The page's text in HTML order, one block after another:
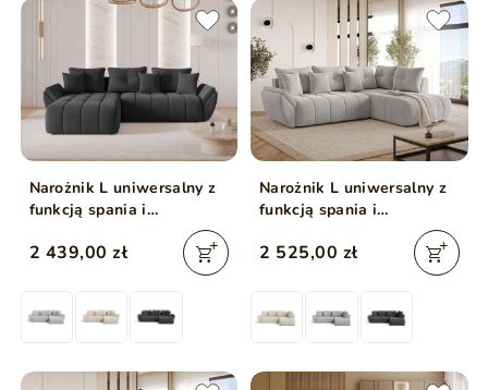
Narożnik L uniwersalny z
funkcją spania i
Antracytowy
2 439,00 zł
Narożnik L uniwersalny z
funkcją spania i
pojemnikiem Genoa Jasny
szary
2 525,00 zł